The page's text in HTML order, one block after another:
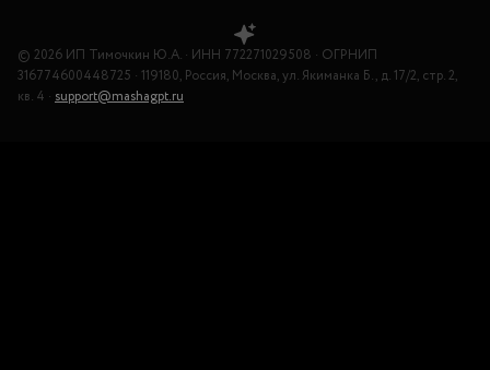
© 2026 ИП Тимочкин Ю.А. · ИНН 772271029508 · ОГРНИП
316774600448725 · 119180, Россия, Москва, ул. Якиманка Б., д. 17/2, стр. 2,
кв. 4 · support@mashagpt.ru